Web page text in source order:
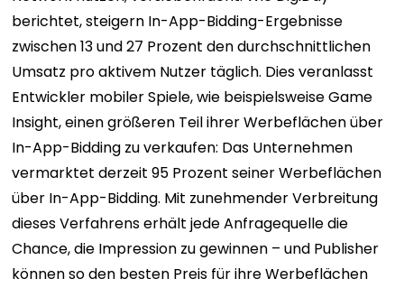
berichtet, steigern In-App-Bidding-Ergebnisse
zwischen 13 und 27 Prozent den durchschnittlichen
Umsatz pro aktivem Nutzer täglich. Dies veranlasst
Entwickler mobiler Spiele, wie beispielsweise Game
Insight, einen größeren Teil ihrer Werbeflächen über
In-App-Bidding zu verkaufen: Das Unternehmen
vermarktet derzeit 95 Prozent seiner Werbeflächen
über In-App-Bidding. Mit zunehmender Verbreitung
dieses Verfahrens erhält jede Anfragequelle die
Chance, die Impression zu gewinnen – und Publisher
können so den besten Preis für ihre Werbeflächen